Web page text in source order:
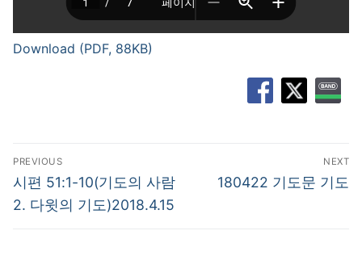
Download (PDF, 88KB)
글
탐
색
PREVIOUS
Previous
post:
시편 51:1-10(기도의 사람
2. 다윗의 기도)2018.4.15
NEXT
Next
180422 기도문 기도